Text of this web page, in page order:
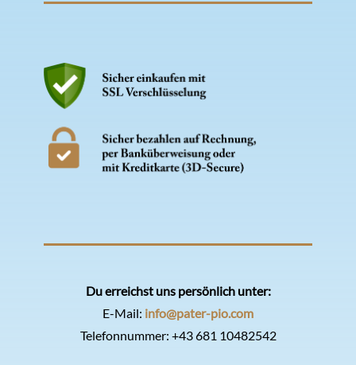
Du erreichst uns persönlich unter:
E-Mail: info@pater-pio.com
Telefonnummer: +43 681 10482542